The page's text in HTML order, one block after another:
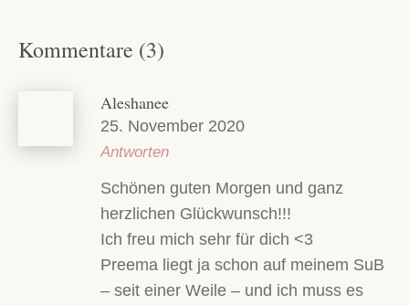
Kommentare (3)
Aleshanee
25. November 2020
Antworten
Schönen guten Morgen und ganz
herzlichen Glückwunsch!!!
Ich freu mich sehr für dich <3
Preema liegt ja schon auf meinem SuB
– seit einer Weile – und ich muss es